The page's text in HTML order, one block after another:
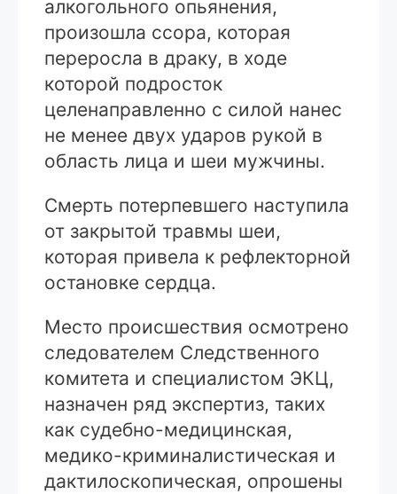
алкогольного опьянения,
произошла ссора, которая
переросла в драку, в ходе
которой подросток
целенаправленно с силой нанес
не менее двух ударов рукой в
область лица и шеи мужчины.
Смерть потерпевшего наступила
от закрытой травмы шеи,
которая привела к рефлекторной
остановке сердца.
Место происшествия осмотрено
следователем Следственного
комитета и специалистом ЭКЦ,
назначен ряд экспертиз, таких
как судебно-медицинская,
медико-криминалистическая и
дактилоскопическая, опрошены